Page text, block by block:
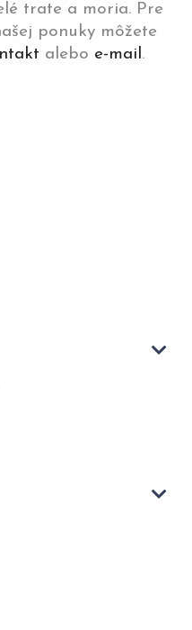
trate a moria. Pre
ponuky môžete
alebo e-mail.